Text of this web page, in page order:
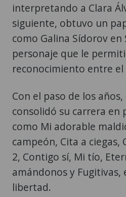
interpretando a Clara
siguiente, obtuvo un
como Galina Sídorov
personaje que le
reconocimiento entre el
Con el paso de los
consolidó su carrera en
como Mi adorable
campeón, Cita a ciegas,
2, Contigo sí, Mi tío,
amándonos y Fugitivas,
libertad.